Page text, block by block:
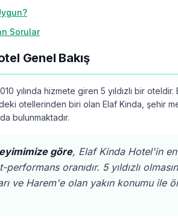
Sorular
Genel Bakış
yılında hizmete giren 5 yıldızlı bir oteldir.
otellerinden biri olan Elaf Kinda, şehir
bulunmaktadır.
göre, Elaf Kinda Hotel'in
performans oranıdır. 5 yıldızlı
ve Harem'e olan yakın konumu ile